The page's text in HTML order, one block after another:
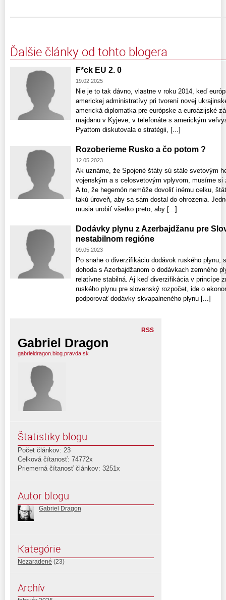
Ďalšie články od tohto blogera
F*ck EU 2. 0
19.02.2025
Nie je to tak dávno, vlastne v roku 2014, keď
americkej administratívy pri tvorení novej
americká diplomatka pre európske a euroázijské
majdanu v Kyjeve, v telefonáte s americkým
Pyattom diskutovala o stratégii, [...]
Rozoberieme Rusko a čo potom ?
12.05.2023
Ak uznáme, že Spojené štáty sú stále svetovým
vojenským a s celosvetovým vplyvom, musíme si
A to, že hegemón nemôže dovoliť inému celku,
takú úroveň, aby sa sám dostal do ohrozenia.
musia urobiť všetko preto, aby [...]
Dodávky plynu z Azerbajdžanu pre
nestabilnom regióne
09.05.2023
Po snahe o diverzifikáciu dodávok ruského plynu,
dohoda s Azerbajdžanom o dodávkach zemného
relatívne stabilná. Aj keď diverzifikácia v princípe
ruského plynu pre slovenský rozpočet, ide o
podporovať dodávky skvapalneného plynu [...]
RSS
Gabriel Dragon
gabrieldragon.blog.pravda.sk
Štatistiky blogu
Počet článkov: 23
Celková čítanosť: 74772x
Priemerná čítanosť článkov: 3251x
Autor blogu
Gabriel Dragon
Kategórie
Nezaradené (23)
Archív